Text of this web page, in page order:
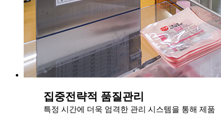
집중전략적 품질관리
특정 시간에 더욱 엄격한 관리 시스템을 통해 제품